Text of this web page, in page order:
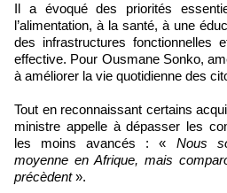
Il a évoqué des priorités
l’alimentation, à la santé, à une
des infrastructures fonctionnelles
effective. Pour Ousmane Sonko,
à améliorer la vie quotidienne des
Tout en reconnaissant certains
ministre appelle à dépasser les
les moins avancés : « Nous
moyenne en Afrique, mais
précèdent».